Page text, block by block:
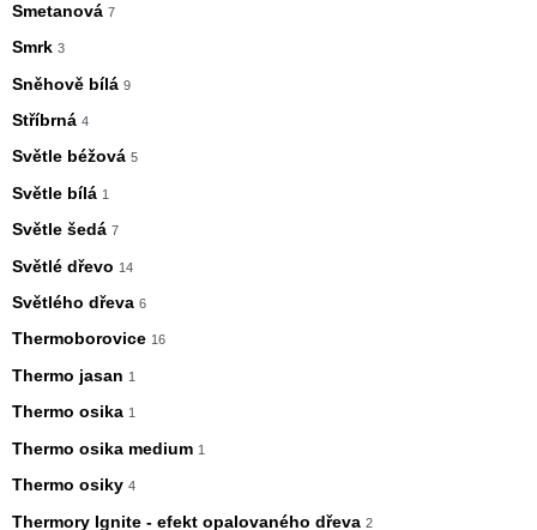
Smetanová 7
Smrk 3
Sněhově bílá 9
Stříbrná 4
Světle béžová 5
Světle bílá 1
Světle šedá 7
Světlé dřevo 14
Světlého dřeva 6
Thermoborovice 16
Thermo jasan 1
Thermo osika 1
Thermo osika medium 1
Thermo osiky 4
Thermory Ignite - efekt opalovaného dřeva 2